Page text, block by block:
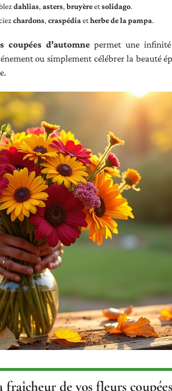
dahlias, asters, bruyèreetsolidago.
chardons, craspédiaetherbe de la pampa.
coupées d’automnepermet une infinité
ou simplement célébrer la beauté
de vos fleurs